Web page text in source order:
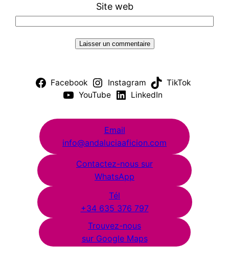
Site web
Facebook Instagram
TikTok
YouTube
LinkedIn
Email
info@andaluciaaficion.com
Contactez-nous sur
WhatsApp
Tél
+34 635 376 797
Trouvez-nous
sur Google Maps